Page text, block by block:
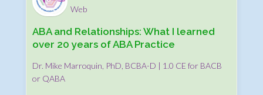
Web
ABA and Relationships: What I learned
over 20 years of ABA Practice
Dr. Mike Marroquin, PhD, BCBA-D | 1.0 CE for BACB
or QABA